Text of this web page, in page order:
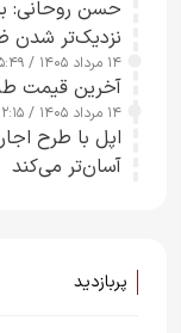
حسن روحانی:
نزدیک‌تر شدن
۱۴ مرداد ۱۴۰۵ / ۱۵:۴۹
آخرین قیمت طلا و سکه
۱۴ مرداد ۱۴۰۵ / ۱۲:۱۵
اپل با طرح
آسان‌تر می‌کند
پربازدید